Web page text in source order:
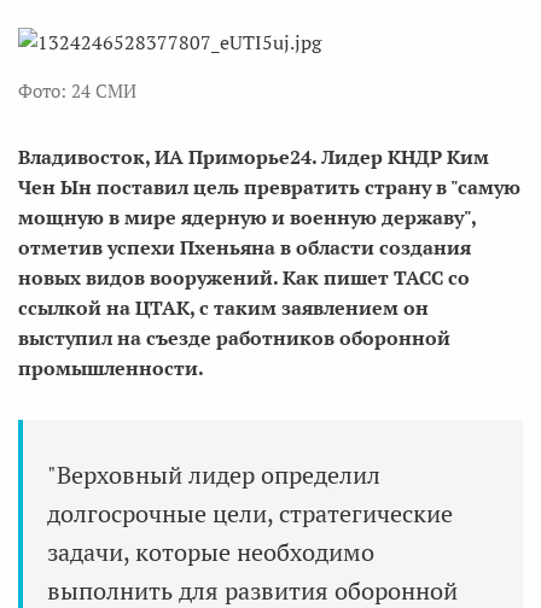
Фото: 24 СМИ
Владивосток, ИА Приморье24. Лидер КНДР Ким
Чен Ын поставил цель превратить страну в "самую
мощную в мире ядерную и военную державу",
отметив успехи Пхеньяна в области создания
новых видов вооружений. Как пишет ТАСС со
ссылкой на ЦТАК, с таким заявлением он
выступил на съезде работников оборонной
промышленности.
"Верховный лидер определил
долгосрочные цели, стратегические
задачи, которые необходимо
выполнить для развития оборонной